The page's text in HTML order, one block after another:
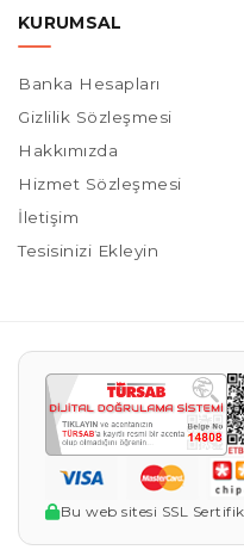
KURUMSAL
Banka Hesapları
Gizlilik Sözleşmesi
Hakkımızda
Hizmet Sözleşmesi
İletişim
Tesisinizi Ekleyin
Bu web sitesi SSL